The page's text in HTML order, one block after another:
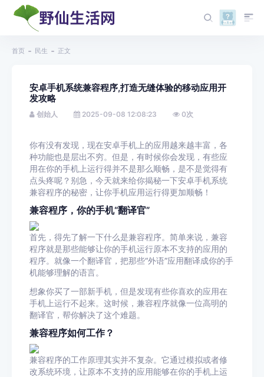
首页 民生 正文
安卓手机系统兼容程序,打造无缝体验的移动应用开
发攻略
创始人 2025-09-08 12:08:23 0次
你有没有发现，现在安卓手机上的应用越来越丰富，各
种功能也是层出不穷。但是，有时候你会发现，有些应
用在你的手机上运行得并不是那么顺畅，是不是觉得有
点头疼呢？别急，今天就来给你揭秘一下安卓手机系统
兼容程序的秘密，让你手机应用运行得更加顺畅！
兼容程序，你的手机“翻译官”
首先，得先了解一下什么是兼容程序。简单来说，兼容
程序就是那些能够让你的手机运行原本不支持的应用的
程序。就像一个翻译官，把那些“外语”应用翻译成你的手
机能够理解的语言。
想象你买了一部新手机，但是发现有些你喜欢的应用在
手机上运行不起来。这时候，兼容程序就像一位高明的
翻译官，帮你解决了这个难题。
兼容程序如何工作？
兼容程序的工作原理其实并不复杂。它通过模拟或者修
改系统环境，让原本不支持的应用能够在你的手机上运